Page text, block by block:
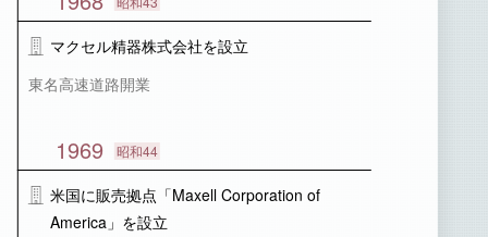
マクセル精器株式会社を設立
東名高速道路開業
1969 昭和44
米国に販売拠点「Maxell Corporation of
America」を設立